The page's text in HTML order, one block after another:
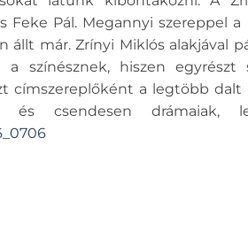
Feke Pál. Megannyi szereppel
már. Zrínyi Miklós alakjával
színésznek, hiszen
címszereplőként a legtöbb
csendesen drámaiak,